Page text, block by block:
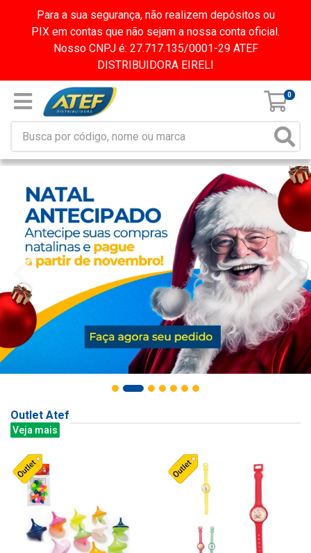
Para a sua segurança, não realizem depósitos ou
PIX em contas que não sejam a nossa conta oficial.
Nosso CNPJ é: 27.717.135/0001-29 ATEF
DISTRIBUIDORA EIRELI
0
Outlet Atef
Veja mais